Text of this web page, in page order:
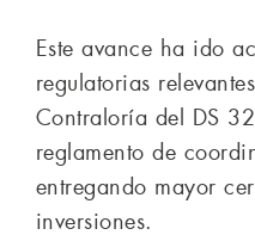
Este avance ha ido
regulatorias
Contraloría del DS
reglamento de
entregando mayor
inversiones.